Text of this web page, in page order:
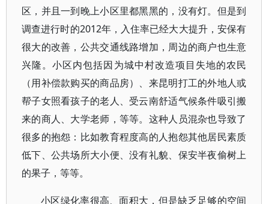
区，并且一到晚上小区里都黑黑的，没有灯。但是到
调查进行时的2012年，入住率已经大大提升，安保有
很大的改善，公共交通线路增加，周边的商户也生意
兴隆。小区内包括因为城中村改造项目失地的农民
（用补偿款购买的商品房）、来昆明打工的外地人或
帮子女照看孩子的老人、受云南舒适气候条件吸引搬
来的商人、大学老师，等等。这种人员混杂也导致了
很多的抱怨：比如教育程度高的人抱怨其他居民素质
低下、公共场所大小便、没有礼貌、保安半夜偷树上
的果子，等等。
小区绿化率很高、面积大，但是缺乏足够的空间